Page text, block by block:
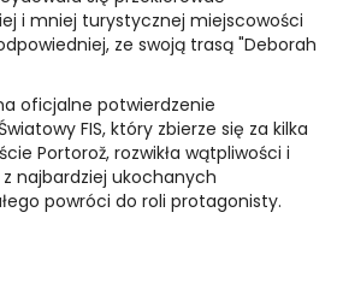
i mniej turystycznej miejscowości
ze swoją trasą "Deborah
oficjalne potwierdzenie
FIS, który zbierze się za kilka
Portorož, rozwikła wątpliwości i
najbardziej ukochanych
powróci do roli protagonisty.